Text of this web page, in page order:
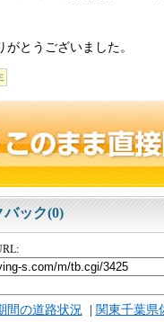
がとうございました。
バック(0)
間の道路状況 | 関東千葉県